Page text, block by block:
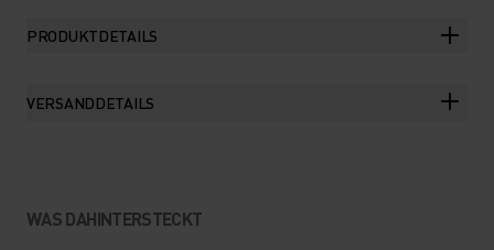
PRODUKTDETAILS
VERSANDDETAILS
WAS DAHINTERSTECKT